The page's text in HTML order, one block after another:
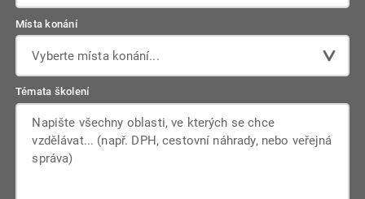
Místa konání
Vyberte místa konání...
Témata školení